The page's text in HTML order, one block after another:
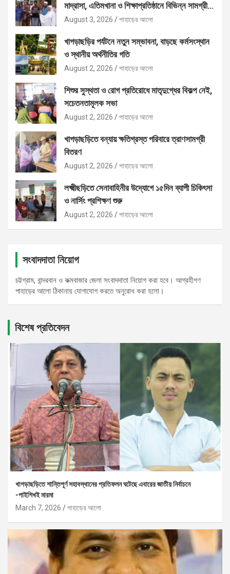
মাদ্রাসা, এতিমখানা ও শিক্ষাপ্রতিষ্ঠানে বিভিন্ন সামগ্রী
বিতরণ
August 3, 2026 পাহাড়ের আলো
খাগড়াছড়ির পর্যটনে নতুন সম্ভাবনা, বাড়ছে কর্মসংস্থান
ও স্থানীয় অর্থনীতির গতি
August 2, 2026 পাহাড়ের আলো
শিশুর সুস্থতা ও রোগ প্রতিরোধে মাতৃদুগ্ধের বিকল্প নেই,
সচেতনতামূলক সভা
August 2, 2026 পাহাড়ের আলো
খাগড়াছড়িতে বন্যায় ক্ষতিগ্রস্ত পরিবারে ত্রাণসামগ্রী
বিতরণ
August 2, 2026 পাহাড়ের আলো
লক্ষ্মীছড়িতে সেনাবাহিনীর উদ্যোগে ১৫দিন ব্যাপী চিকিৎসা
ও নার্সিং প্রশিক্ষণ শুরু
August 2, 2026 পাহাড়ের আলো
সংবাদদাতা নিয়োগ
চট্টগ্রাম, বান্দরবান ও কক্মবাজার জেলা সংবাদদাতা নিয়োগ করা হবে। আগ্রহীগণ
পাহাড়ের আলো ঠিকানায় যোগাযোগ করতে অনুরোধ করা হলো।
বিশেষ প্রতিবেদন
খাগড়াছড়িতে শান্তিপূর্ণ সহাবস্থানের প্রতিফলন ঘটেছে এবারের জাতীয় নির্বাচনে
-পাইশিখই মারমা
March 7, 2026
পাহাড়ের আলো